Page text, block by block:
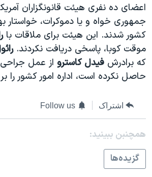
آرشیو پخش زنده
مجموعه مستندهای دادخواهی
تریبونال مردمی آبان ۹۸
دادگاه حمید نوری
چهل سال گروگان‌گیری
اعتراضات مردمی آبان ۹۸
اسرائیل در جنگ
نرگس محمدی برنده جایزه نوبل صلح
همایش محافظه‌کاران آمریکا «سی‌پک»
اعضای ده نفری هيئت قانونگزاران
جمهوری خواه و يا دموکرات، خواستار
کشور شدند. اين هيئت برای ملاقات با
موقت کوبا، پاسخی دريافت نکردند.
که برادرش فيدل کاسترو از عمل
حاصل نکرده است، اداره امور کشور را
اشتراک Follow us
همچنبن ببینید:
گزيده‌ها